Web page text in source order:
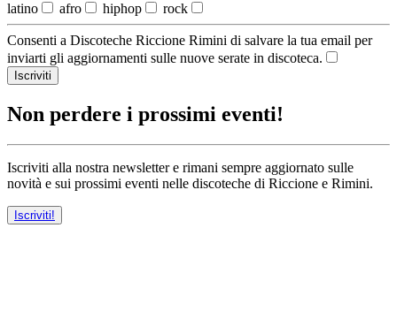
latino
afro hiphop rock
Consenti a Discoteche Riccione Rimini di salvare la tua email per
inviarti gli aggiornamenti sulle nuove serate in discoteca.
Iscriviti
Non perdere i prossimi eventi!
Iscriviti alla nostra newsletter e rimani sempre aggiornato sulle
novità e sui prossimi eventi nelle discoteche di Riccione e Rimini.
Iscriviti!